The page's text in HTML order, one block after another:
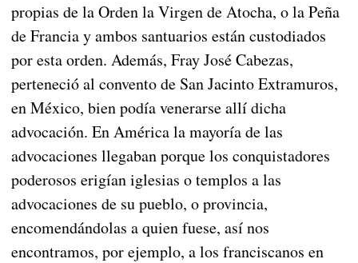
propias de la Orden la Virgen de Atocha, o la Peña
de Francia y ambos santuarios están custodiados
por esta orden. Además, Fray José Cabezas,
perteneció al convento de San Jacinto Extramuros,
en México, bien podía venerarse allí dicha
advocación. En América la mayoría de las
advocaciones llegaban porque los conquistadores
poderosos erigían iglesias o templos a las
advocaciones de su pueblo, o provincia,
encomendándolas a quien fuese, así nos
encontramos, por ejemplo, a los franciscanos en